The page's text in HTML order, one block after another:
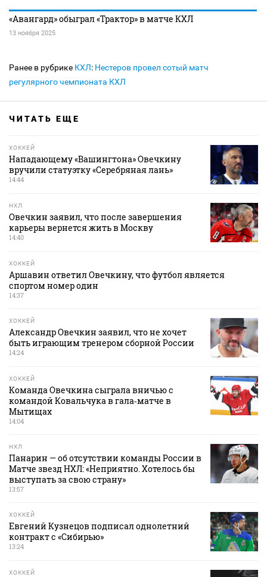
«Авангард» обыграл «Трактор» в матче КХЛ
13 ноября 2025
Ранее в рубрике КХЛ: Нестеров провел сотый матч
регулярного чемпионата КХЛ
ЧИТАТЬ ЕЩЕ
ХОККЕЙ
Нападающему «Вашингтона» Овечкину
вручили статуэтку «Серебряная лань»
14:44
НХЛ
Овечкин заявил, что после завершения
карьеры вернется жить в Москву
14:40
ХОККЕЙ
Аршавин ответил Овечкину, что футбол является
спортом номер один
14:37
ХОККЕЙ
Александр Овечкин заявил, что не хочет
быть играющим тренером сборной России
14:24
ХОККЕЙ
Команда Овечкина сыграла вничью с
командой Ковальчука в гала‑матче в
Мытищах
14:04
НХЛ
Панарин — об отсутствии команды России в
Матче звезд НХЛ: «Неприятно. Хотелось бы
выступать за свою страну»
13:57
ХОККЕЙ
Евгений Кузнецов подписал однолетний
контракт с «Сибирью»
13:24
ХОККЕЙ